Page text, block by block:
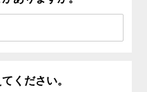
ください。